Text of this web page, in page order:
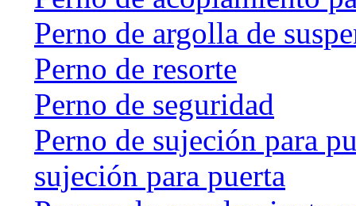
Perno de argolla de
Perno de resorte
Perno de seguridad
Perno de sujeción para
sujeción para puerta